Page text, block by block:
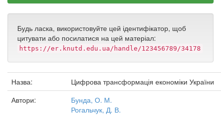
Будь ласка, використовуйте цей ідентифікатор, щоб
цитувати або посилатися на цей матеріал:
https://er.knutd.edu.ua/handle/123456789/34178
Назва:
Цифрова трансформація економіки України
Автори:
Бунда, О. М.
Рогальчук, Д. В.